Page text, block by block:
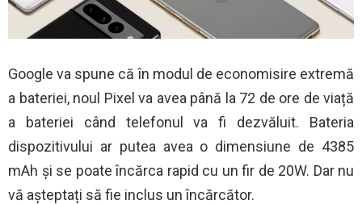
Google va spune că în modul de economisire extremă
a bateriei, noul Pixel va avea până la 72 de ore de viață
a bateriei când telefonul va fi dezvăluit. Bateria
dispozitivului ar putea avea o dimensiune de 4385
mAh și se poate încărca rapid cu un fir de 20W. Dar nu
vă așteptați să fie inclus un încărcător.